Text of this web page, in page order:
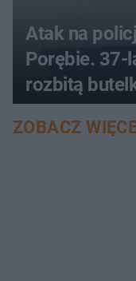
Atak na
Porębie. 37-
rozbitą
ZOBACZ